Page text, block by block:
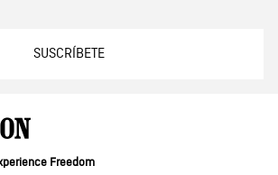
SUSCRÍBETE
Freedom